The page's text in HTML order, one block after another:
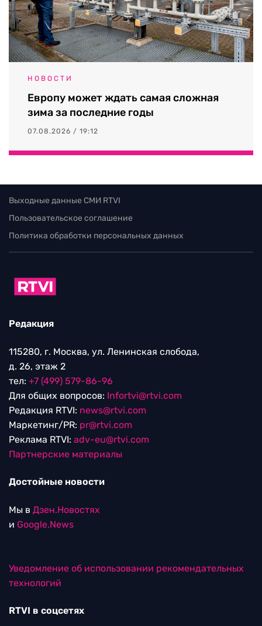
НОВОСТИ
Европу может ждать самая сложная
зима за последние годы
07.08.2026 / 19:12
Выходные данные СМИ RTVI
Пользовательское соглашение
Политика обработки персональных данных
Редакция
115280, г. Москва, ул. Ленинская слобода,
д. 26, этаж 2
тел: +7 (499) 579-86-96
Для общих вопросов: Infortvi@rtvi.com
Редакция RTVI: news@rtvi.com
Маркетинг/PR: pr@rtvi.com
Реклама RTVI: adv-eu@rtvi.com
Партнерские материалы
Достойные новости
Мы в Дзен.Новостях
и Google.News
Уведомление об использовании рекомендательных
технологий
RTVI в соцсетях